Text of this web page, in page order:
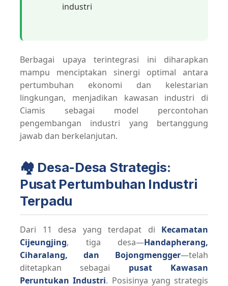
industri
Berbagai upaya terintegrasi ini diharapkan
mampu menciptakan sinergi optimal antara
pertumbuhan ekonomi dan kelestarian
lingkungan, menjadikan kawasan industri di
Ciamis sebagai model percontohan
pengembangan industri yang bertanggung
jawab dan berkelanjutan.
🏘️ Desa-Desa Strategis:
Pusat Pertumbuhan Industri
Terpadu
Dari 11 desa yang terdapat di Kecamatan
Cijeungjing, tiga desa—Handapherang,
Ciharalang, dan Bojongmengger—telah
ditetapkan sebagai pusat Kawasan
Peruntukan Industri. Posisinya yang strategis